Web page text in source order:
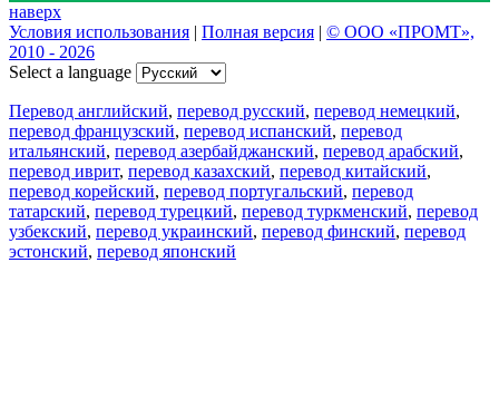
наверх
Условия использования | Полная версия | © ООО «ПРОМТ»,
2010 - 2026
Select a language
Перевод английский, перевод русский, перевод немецкий,
перевод французский, перевод испанский, перевод
итальянский, перевод азербайджанский, перевод арабский,
перевод иврит, перевод казахский, перевод китайский,
перевод корейский, перевод португальский, перевод
татарский, перевод турецкий, перевод туркменский, перевод
узбекский, перевод украинский, перевод финский, перевод
эстонский, перевод японский